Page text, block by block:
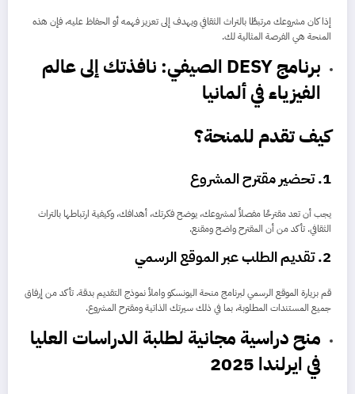
إذا كان مشروعك مرتبطًا بالتراث الثقافي ويهدف إلى تعزيز فهمه أو الحفاظ عليه، فإن هذه
المنحة هي الفرصة المثالية لك.
برنامج DESY الصيفي: نافذتك إلى عالم
الفيزياء في ألمانيا
كيف تقدم للمنحة؟
1. تحضير مقترح المشروع
يجب أن تعد مقترحًا مفصلاً لمشروعك، يوضح فكرتك، أهدافك، وكيفية ارتباطها بالتراث
الثقافي. تأكد من أن المقترح واضح ومقنع.
2. تقديم الطلب عبر الموقع الرسمي
قم بزيارة الموقع الرسمي لبرنامج منحة اليونسكو واملأ نموذج التقديم بدقة. تأكد من إرفاق
جميع المستندات المطلوبة، بما في ذلك سيرتك الذاتية ومقترح المشروع.
منح دراسية مجانية لطلبة الدراسات العليا
في ايرلندا 2025